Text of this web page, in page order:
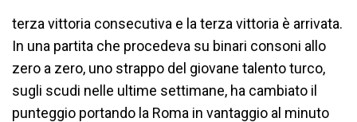
terza vittoria consecutiva e la terza vittoria è arrivata.
In una partita che procedeva su binari consoni allo
zero a zero, uno strappo del giovane talento turco,
sugli scudi nelle ultime settimane, ha cambiato il
punteggio portando la Roma in vantaggio al minuto